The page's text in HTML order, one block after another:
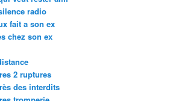
radio
fait a son ex
chez son ex
2 ruptures
des interdits